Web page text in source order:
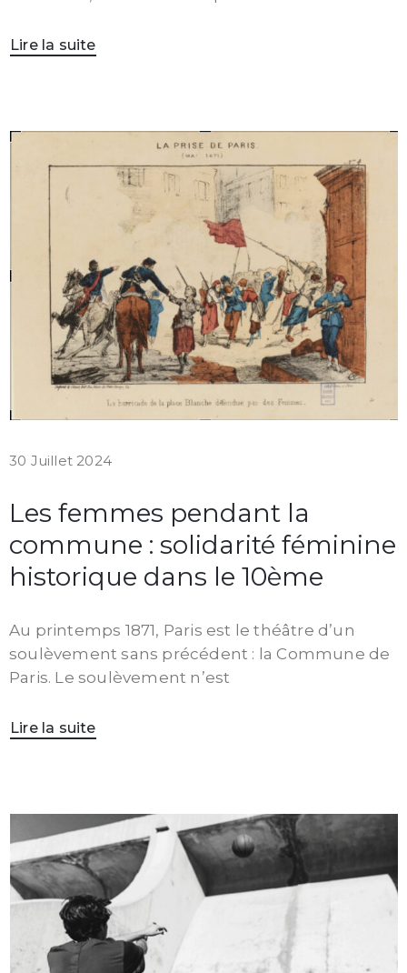
Lire la suite
30 Juillet 2024
Les femmes pendant la
commune : solidarité féminine
historique dans le 10ème
Au printemps 1871, Paris est le théâtre d’un
soulèvement sans précédent : la Commune de
Paris. Le soulèvement n’est
Lire la suite